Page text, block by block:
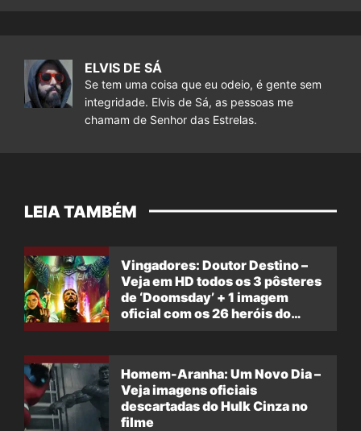
ELVIS DE SÁ
Se tem uma coisa que eu odeio, é gente sem
integridade. Elvis de Sá, as pessoas me
chamam de Senhor das Estrelas.
LEIA TAMBÉM
Vingadores: Doutor Destino –
Veja em HD todos os 3 pôsteres
de ‘Doomsday’ + 1 imagem
oficial com os 26 heróis do
Homem-Aranha: Um Novo Dia –
Veja imagens oficiais
descartadas do Hulk Cinza no
filme